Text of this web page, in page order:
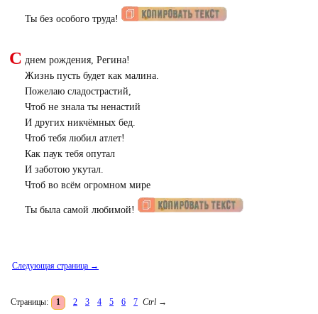
Ты без особого труда!
С днем рождения, Регина!
Жизнь пусть будет как малина.
Пожелаю сладострастий,
Чтоб не знала ты ненастий
И других никчёмных бед.
Чтоб тебя любил атлет!
Как паук тебя опутал
И заботою укутал.
Чтоб во всём огромном мире
Ты была самой любимой!
Следующая страница →
Страницы: 1 2 3 4 5 6 7 Ctrl →